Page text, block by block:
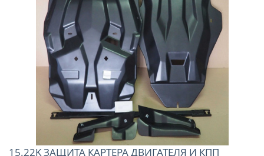
15.22K ЗАЩИТА КАРТЕРА ДВИГАТЕЛЯ И КПП